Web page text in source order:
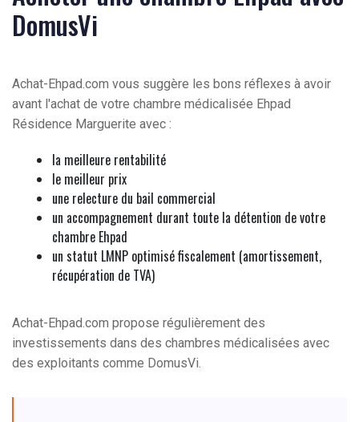
DomusVi
Achat-Ehpad.com vous suggère les bons réflexes à avoir
avant l'achat de votre chambre médicalisée Ehpad
Résidence Marguerite avec :
la meilleure rentabilité
le meilleur prix
une relecture du bail commercial
un accompagnement durant toute la détention de votre
chambre Ehpad
un statut LMNP optimisé fiscalement (amortissement,
récupération de TVA)
Achat-Ehpad.com propose régulièrement des
investissements dans des chambres médicalisées avec
des exploitants comme DomusVi.